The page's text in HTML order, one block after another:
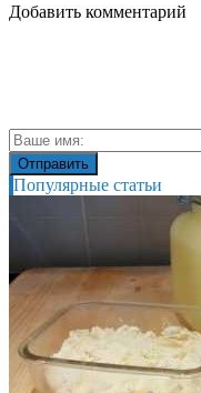
Добавить комментарий
Популярные статьи